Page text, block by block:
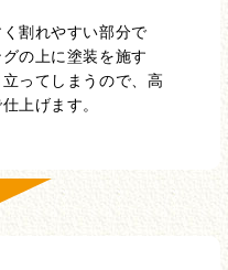
割れやすい部分で
の上に塗装を施す
ってしまうので、高
上げます。